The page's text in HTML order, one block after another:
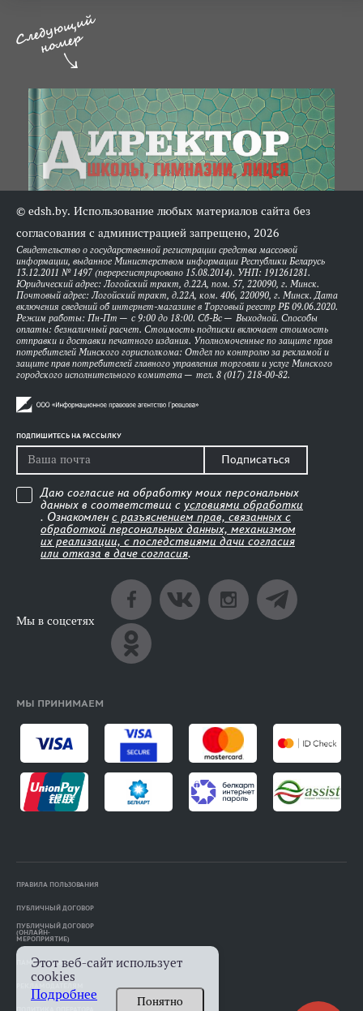
© edsh.by. Использование любых материалов сайта без
согласования с администрацией запрещено, 2026
Свидетельство о государственной регистрации средства массовой
информации, выданное Министерством информации Республики Беларусь
13.12.2011 № 1497 (перерегистрировано 15.08.2014). УНП: 191261281.
Юридический адрес: Логойский тракт, д.22А, пом. 57, 220090, г. Минск.
Почтовый адрес: Логойский тракт, д.22А, ком. 406, 220090, г. Минск. Дата
включения сведений об интернет-магазине в Торговый реестр РБ 09.06.2020.
Режим работы: Пн-Пт — с 9:00 до 18:00. Сб-Вс — Выходной. Способы
оплаты: безналичный расчет. Стоимость подписки включает стоимость
отправки и доставки печатного издания. Уполномоченные по защите прав
потребителей Минского горисполкома: Отдел по контролю за рекламой и
защите прав потребителей главного управления торговли и услуг Минского
городского исполнительного комитета — тел. 8 (017) 218-00-82.
ПОДПИШИТЕСЬ НА РАССЫЛКУ
Подписаться
Даю согласие на обработку моих персональных
данных в соответствии с условиями обработки
. Ознакомлен с разъяснением прав, связанных с
обработкой персональных данных, механизмом
их реализации, с последствиями дачи согласия
или отказа в даче согласия.
Мы в соцсетях
МЫ ПРИНИМАЕМ
ПРАВИЛА ПОЛЬЗОВАНИЯ
ПУБЛИЧНЫЙ ДОГОВОР
ПУБЛИЧНЫЙ ДОГОВОР
(ОНЛАЙН-
МЕРОПРИЯТИЕ)
ПАМЯТКА АВТОРАМ
Этот веб-сайт использует
cookies
Подробнее
Понятно